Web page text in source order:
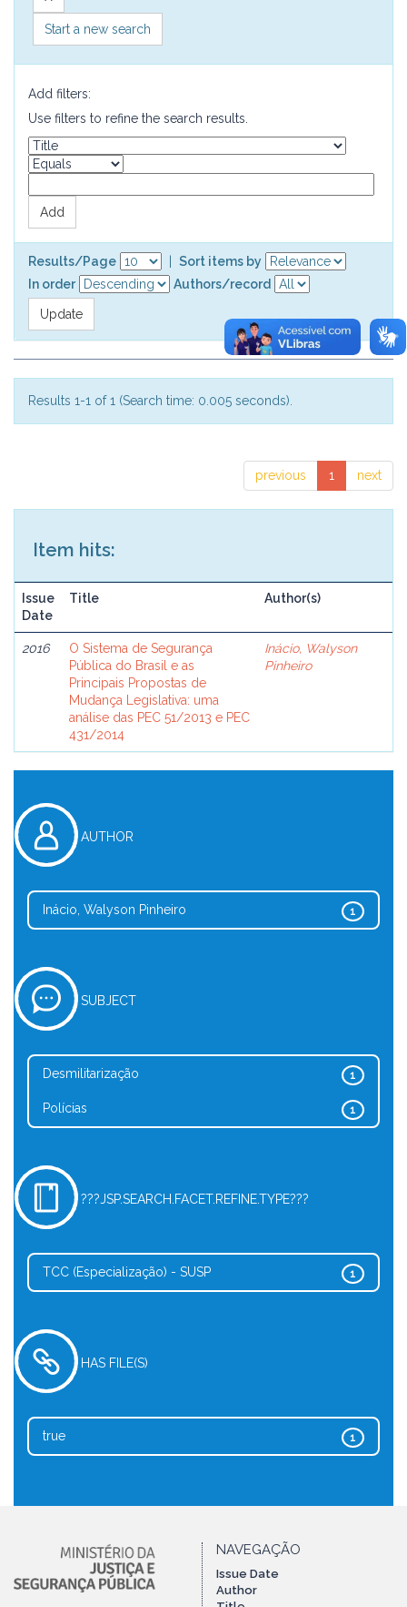
Start a new search
Add filters:
Use filters to refine the search results.
Results/Page
Sort items by
In order
Authors/record
Results 1-1 of 1 (Search time: 0.005 seconds).
previous 1 next
Item hits:
Issue
Date
Title Author(s)
2016
O Sistema de Segurança
Pública do Brasil e as
Principais Propostas de
Mudança Legislativa: uma
análise das PEC 51/2013 e PEC
431/2014
Inácio, Walyson
Pinheiro
AUTHOR
1
Inácio, Walyson Pinheiro
SUBJECT
1
Desmilitarização
1
Polícias
???JSP.SEARCH.FACET.REFINE.TYPE???
1
TCC (Especialização) - SUSP
HAS FILE(S)
1
true
NAVEGAÇÃO
Issue Date
Author